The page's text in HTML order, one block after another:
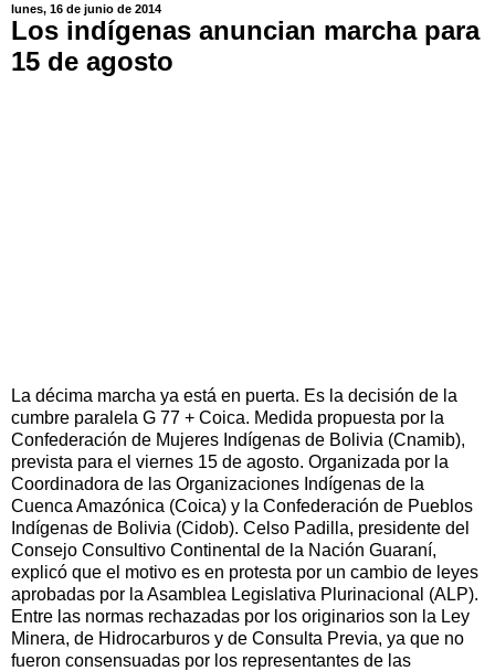
lunes, 16 de junio de 2014
Los indígenas anuncian marcha para
15 de agosto
La décima marcha ya está en puerta. Es la decisión de la
cumbre paralela G 77 + Coica. Medida propuesta por la
Confederación de Mujeres Indígenas de Bolivia (Cnamib),
prevista para el viernes 15 de agosto. Organizada por la
Coordinadora de las Organizaciones Indígenas de la
Cuenca Amazónica (Coica) y la Confederación de Pueblos
Indígenas de Bolivia (Cidob). Celso Padilla, presidente del
Consejo Consultivo Continental de la Nación Guaraní,
explicó que el motivo es en protesta por un cambio de leyes
aprobadas por la Asamblea Legislativa Plurinacional (ALP).
Entre las normas rechazadas por los originarios son la Ley
Minera, de Hidrocarburos y de Consulta Previa, ya que no
fueron consensuadas por los representantes de las